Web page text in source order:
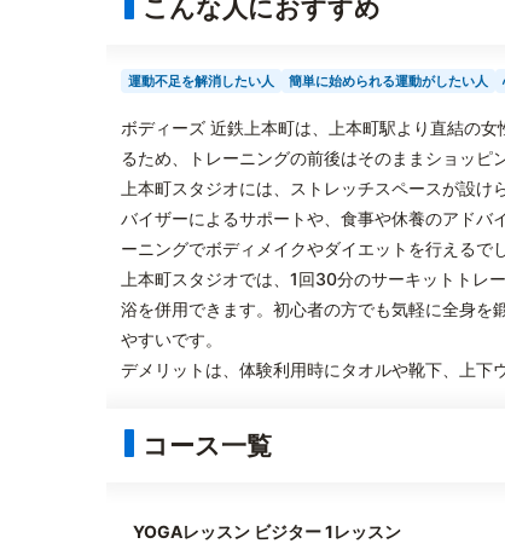
こんな人におすすめ
運動不足を解消したい人 簡単に始められる運動がしたい人
ボディーズ 近鉄上本町は、上本町駅より直結の
るため、トレーニングの前後はそのままショッピ
上本町スタジオには、ストレッチスペースが設
バイザーによるサポートや、食事や休養のアドバ
ーニングでボディメイクやダイエットを行えるで
上本町スタジオでは、1回30分のサーキットト
浴を併用できます。初心者の方でも気軽に全身を
やすいです。
デメリットは、体験利用時にタオルや靴下、上下
コース一覧
YOGAレッスン ビジター 1レッスン